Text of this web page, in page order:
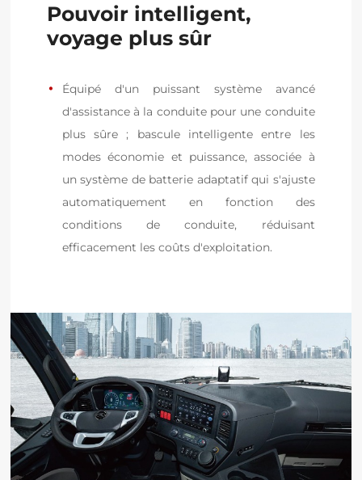
Pouvoir intelligent,
voyage plus sûr
Équipé d'un puissant système avancé
d'assistance à la conduite pour une conduite
plus sûre ; bascule intelligente entre les
modes économie et puissance, associée à
un système de batterie adaptatif qui s'ajuste
automatiquement en fonction des
conditions de conduite, réduisant
efficacement les coûts d'exploitation.